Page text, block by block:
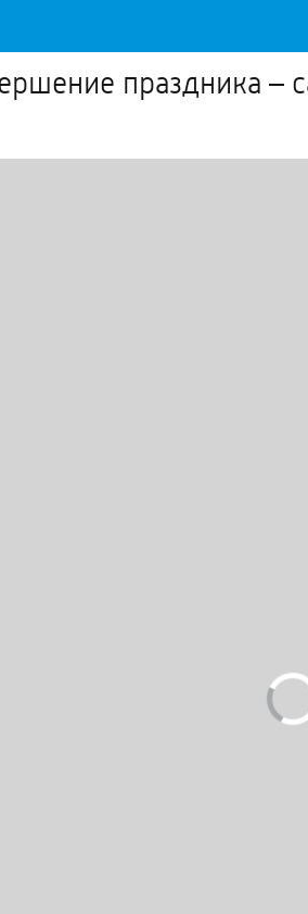
праздника –